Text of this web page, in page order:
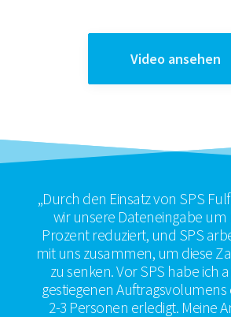
Video ansehen
„Durch den Einsatz von SPS
wir unsere Dateneingabe um
Prozent reduziert, und SPS
mit uns zusammen, um diese
zu senken. Vor SPS habe ich
gestiegenen Auftragsvolumens
2-3 Personen erledigt. Meine